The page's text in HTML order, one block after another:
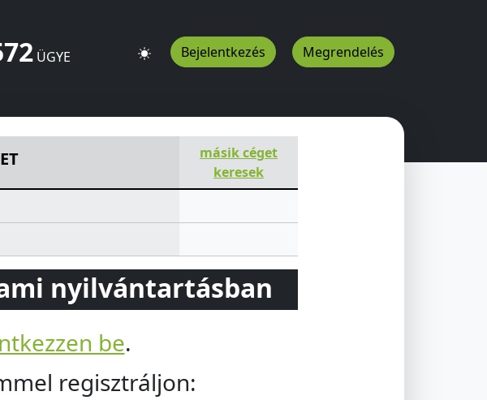
ÜGYE Bejelentkezés Megrendelés
másik céget
keresek
nyilvántartásban
be.
regisztráljon: